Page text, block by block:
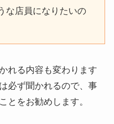
な店員になりたいの
れる内容も変わります
必ず聞かれるので、事
とをお勧めします。